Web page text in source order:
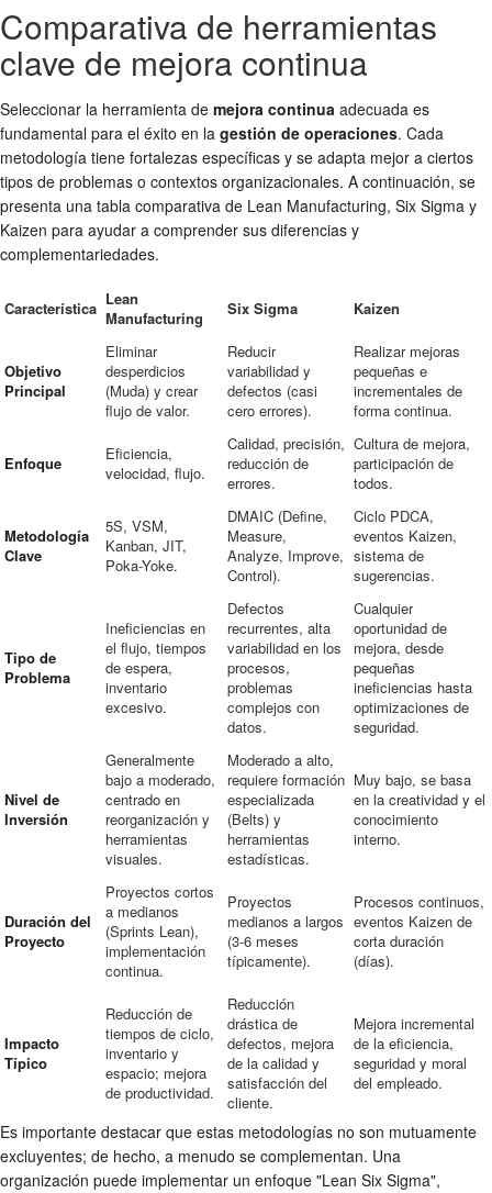
Comparativa de herramientas
clave de mejora continua
Seleccionar la herramienta de mejora continua adecuada es
fundamental para el éxito en la gestión de operaciones. Cada
metodología tiene fortalezas específicas y se adapta mejor a ciertos
tipos de problemas o contextos organizacionales. A continuación, se
presenta una tabla comparativa de Lean Manufacturing, Six Sigma y
Kaizen para ayudar a comprender sus diferencias y
complementariedades.
Característica Lean
Manufacturing
Six Sigma Kaizen
Objetivo
Principal
Eliminar
desperdicios
(Muda) y crear
flujo de valor.
Reducir
variabilidad y
defectos (casi
cero errores).
Realizar mejoras
pequeñas e
incrementales de
forma continua.
Enfoque
Eficiencia,
velocidad, flujo.
Calidad, precisión,
reducción de
errores.
Cultura de mejora,
participación de
todos.
Metodología
Clave
5S, VSM,
Kanban, JIT,
Poka-Yoke.
DMAIC (Define,
Measure,
Analyze, Improve,
Control).
Ciclo PDCA,
eventos Kaizen,
sistema de
sugerencias.
Tipo de
Problema
Ineficiencias en
el flujo, tiempos
de espera,
inventario
excesivo.
Defectos
recurrentes, alta
variabilidad en los
procesos,
problemas
complejos con
datos.
Cualquier
oportunidad de
mejora, desde
pequeñas
ineficiencias hasta
optimizaciones de
seguridad.
Nivel de
Inversión
Generalmente
bajo a moderado,
centrado en
reorganización y
herramientas
visuales.
Moderado a alto,
requiere formación
especializada
(Belts) y
herramientas
estadísticas.
Muy bajo, se basa
en la creatividad y el
conocimiento
interno.
Duración del
Proyecto
Proyectos cortos
a medianos
(Sprints Lean),
implementación
continua.
Proyectos
medianos a largos
(3-6 meses
típicamente).
Procesos continuos,
eventos Kaizen de
corta duración
(días).
Impacto
Típico
Reducción de
tiempos de ciclo,
inventario y
espacio; mejora
de productividad.
Reducción
drástica de
defectos, mejora
de la calidad y
satisfacción del
cliente.
Mejora incremental
de la eficiencia,
seguridad y moral
del empleado.
Es importante destacar que estas metodologías no son mutuamente
excluyentes; de hecho, a menudo se complementan. Una
organización puede implementar un enfoque "Lean Six Sigma",